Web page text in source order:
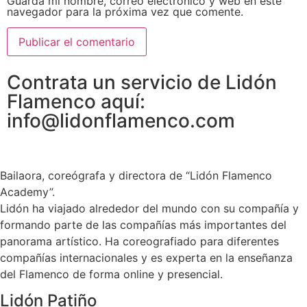
navegador para la próxima vez que comente.
Contrata un servicio de Lidón
Flamenco aquí:
info@lidonflamenco.com
Bailaora, coreógrafa y directora de “Lidón Flamenco
Academy”.
Lidón ha viajado alrededor del mundo con su compañía y
formando parte de las compañías más importantes del
panorama artístico. Ha coreografiado para diferentes
compañías internacionales y es experta en la enseñanza
del Flamenco de forma online y presencial.
Lidón Patiño